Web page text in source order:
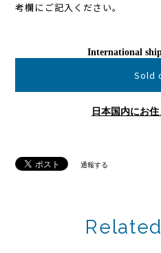
考欄にご記入ください。
International
Sold
日本国内にお
通報する